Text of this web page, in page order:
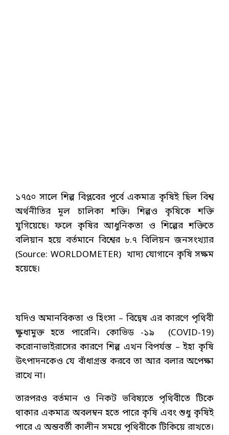
১৭৫০ সালে শিল্প বিপ্লবের পূর্বে একমাত্র কৃষিই ছিল বিশ্ব
অর্থনীতির মূল চালিকা শক্তি। শিল্পও কৃষিকে শক্তি
যুগিয়েছে। ফলে কৃষির আধুনিকতা ও শিল্পের শক্তিতে
বলিয়ান হয়ে বর্তমানে বিশ্বের ৮.৭ বিলিয়ন জনসংখ্যার
(Source: WORLDOMETER) খাদ্য যোগানে কৃষি সক্ষম
হয়েছে।
যদিও অমানবিকতা ও হিংসা – বিদ্বেষ এর কারণে পৃথিবী
ক্ষুধামুক্ত হতে পারেনি। কোভিড -১৯ (COVID-19)
করোনাভাইরাসের কারণে শিল্প এখন বিপর্যস্ত – ইহা কৃষি
উৎপাদনকেও যে বাঁধাগ্রস্ত করবে তা আর বলার অপেক্ষা
রাখে না।
তারপরও বর্তমান ও নিকট ভবিষ্যতে পৃথিবীতে টিকে
থাকার একমাত্র অবলম্বন হতে পারে কৃষি এবং শুধু কৃষিই
পারে এ অন্তবর্তী কালীন সময়ে পৃথিবীকে টিকিয়ে রাখতে।